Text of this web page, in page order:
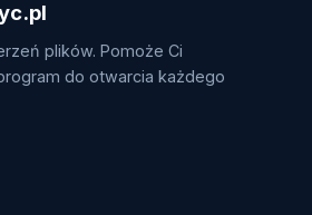
plików. Pomoże Ci
do otwarcia każdego